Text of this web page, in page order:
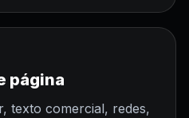
página
texto comercial, redes,